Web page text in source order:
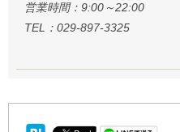
営業時間：9:00～22:00
TEL：029-897-3325